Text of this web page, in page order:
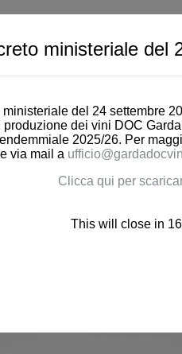
ministeriale del
del 24 settembre
dei vini DOC
2025/26. Per
via mail a
Clicca qui per
This will close in 15